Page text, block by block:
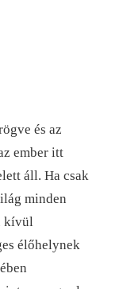
és az
ember itt
áll. Ha csak
minden
kívül
élőhelynek